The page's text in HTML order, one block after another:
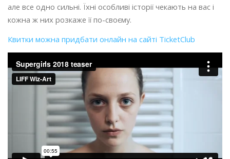
але все одно сильні. Їхні особливі історії чекають на вас і
кожна ж них розкаже її по-своєму.
Квитки можна придбати онлайн на сайті TicketClub